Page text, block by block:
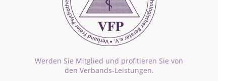
Werden Sie Mitglied und profitieren Sie von
den Verbands-Leistungen.